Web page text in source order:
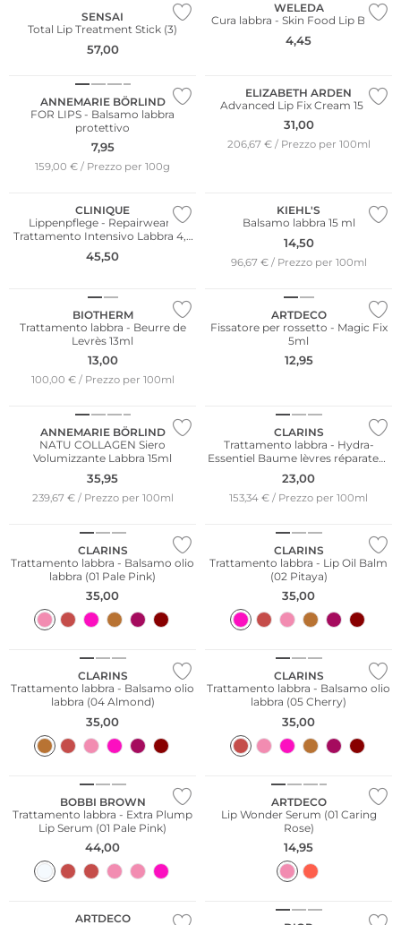
SENSAI
Total Lip Treatment Stick (3)
57,00
WELEDA
Cura labbra - Skin Food Lip Balm
4,45
Più venduto
ANNEMARIE BÖRLIND
FOR LIPS - Balsamo labbra
protettivo
7,95
159,00 € / Prezzo per 100g
ELIZABETH ARDEN
Advanced Lip Fix Cream 15ml
31,00
206,67 € / Prezzo per 100ml
CLINIQUE
Lippenpflege - Repairwear -
Trattamento Intensivo Labbra 4,5
g
45,50
KIEHL'S
Balsamo labbra 15 ml
14,50
96,67 € / Prezzo per 100ml
BIOTHERM
Trattamento labbra - Beurre de
Levrès 13ml
13,00
100,00 € / Prezzo per 100ml
ARTDECO
Fissatore per rossetto - Magic Fix
5ml
12,95
ANNEMARIE BÖRLIND
NATU COLLAGEN Siero
Volumizzante Labbra 15ml
35,95
239,67 € / Prezzo per 100ml
CLARINS
Trattamento labbra - Hydra-
Essentiel Baume lèvres réparateur
15ml
23,00
153,34 € / Prezzo per 100ml
CLARINS
Trattamento labbra - Balsamo olio
labbra (01 Pale Pink)
35,00
CLARINS
Trattamento labbra - Lip Oil Balm
(02 Pitaya)
35,00
CLARINS
Trattamento labbra - Balsamo olio
labbra (04 Almond)
35,00
CLARINS
Trattamento labbra - Balsamo olio
labbra (05 Cherry)
35,00
BOBBI BROWN
Trattamento labbra - Extra Plump
Lip Serum (01 Pale Pink)
44,00
ARTDECO
Lip Wonder Serum (01 Caring
Rose)
14,95
ARTDECO